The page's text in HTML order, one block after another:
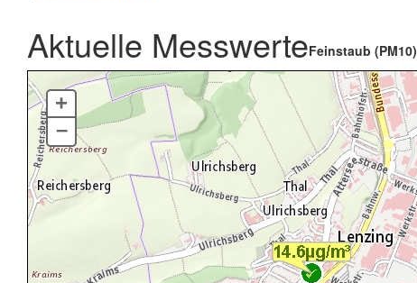
Aktuelle MesswerteFeinstaub (PM10)
+
–